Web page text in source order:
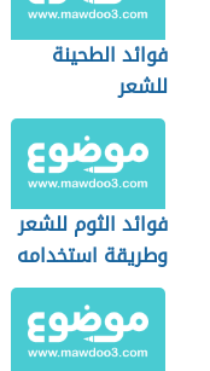
فوائد الطحينة
للشعر
فوائد الثوم للشعر
وطريقة استخدامه